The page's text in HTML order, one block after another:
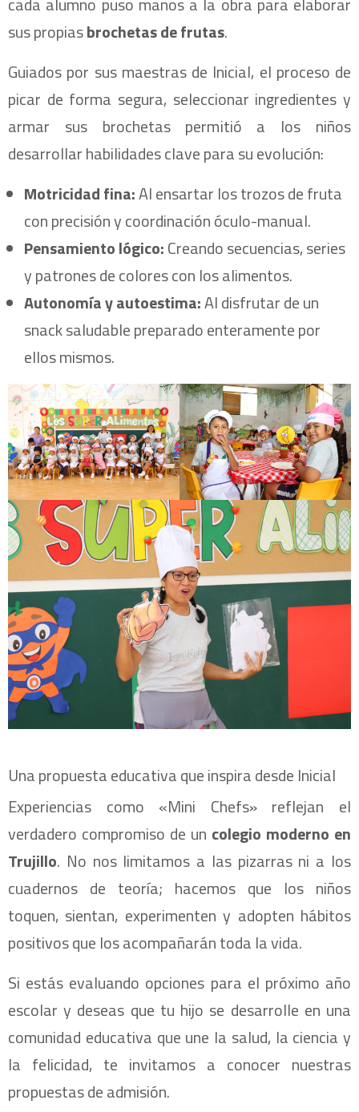
sus propiasbrochetas de frutas.
Guiados por sus maestras de Inicial, el proceso de
picar de forma segura, seleccionar ingredientes y
armar sus brochetas permitió a los niños
desarrollar habilidades clave para su evolución:
Motricidad fina:Al ensartar los trozos de fruta
con precisión y coordinación óculo-manual.
Pensamiento lógico:Creando secuencias, series
y patrones de colores con los alimentos.
Autonomía y autoestima:Al disfrutar de un
snack saludable preparado enteramente por
ellos mismos.
Una propuesta educativa que inspira desde Inicial
Experiencias como «Mini Chefs» reflejan el
verdadero compromiso de un colegio moderno en
Trujillo. No nos limitamos a las pizarras ni a los
cuadernos de teoría; hacemos que los niños
toquen, sientan, experimenten y adopten hábitos
positivos que los acompañarán toda la vida.
Si estás evaluando opciones para el próximo año
escolar y deseas que tu hijo se desarrolle en una
comunidad educativa que une la salud, la ciencia y
la felicidad, te invitamos a conocer nuestras
propuestas de admisión.